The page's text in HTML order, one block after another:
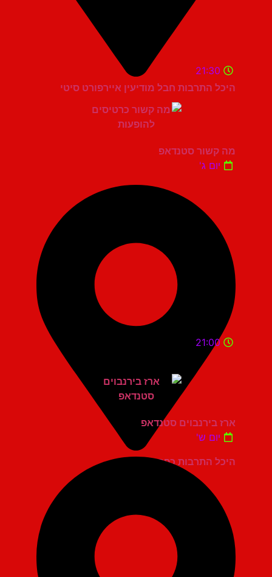
היכל התרבות חבל מודיעין איירפורט סיטי
21:30
מה קשור סטנדאפ
יום ג'
היכל התרבות כפר סבא
21:00
ארז בירנבוים סטנדאפ
יום ש'